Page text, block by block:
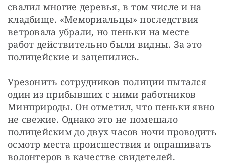
свалил многие деревья, в том числе и на
кладбище. «Мемориальцы» последствия
ветровала убрали, но пеньки на месте
работ действительно были видны. За это
полицейские и зацепились.
Урезонить сотрудников полиции пытался
один из прибывших с ними работников
Минприроды. Он отметил, что пеньки явно
не свежие. Однако это не помешало
полицейским до двух часов ночи проводить
осмотр места происшествия и опрашивать
волонтеров в качестве свидетелей.